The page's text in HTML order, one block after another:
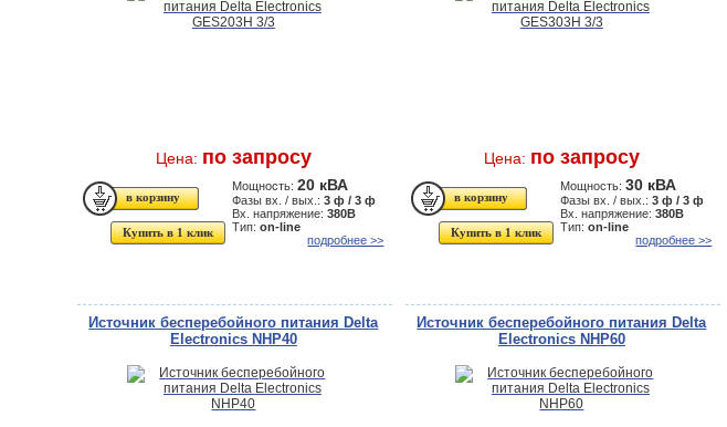
Цена: по запросу
Купить в 1 клик
Мощность:20 кВА
Фазы вх. / вых.:3 ф / 3 ф
Вх. напряжение:380В
Тип:on-line
подробнее >>
Цена: по запросу
Купить в 1 клик
Мощность:30 кВА
Фазы вх. / вых.:3 ф / 3 ф
Вх. напряжение:380В
Тип:on-line
подробнее >>
Источник бесперебойного питания Delta
Electronics NHP40
Источник бесперебойного питания Delta
Electronics NHP60